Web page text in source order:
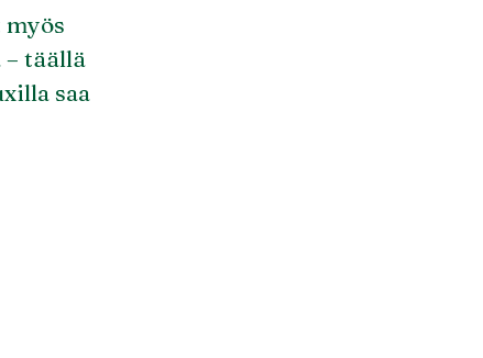
myös
– täällä
saa